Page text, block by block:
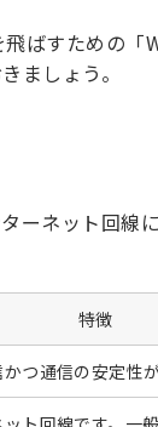
ばすための
ましょう。
ーネット回線
特徴
つ通信の安定性